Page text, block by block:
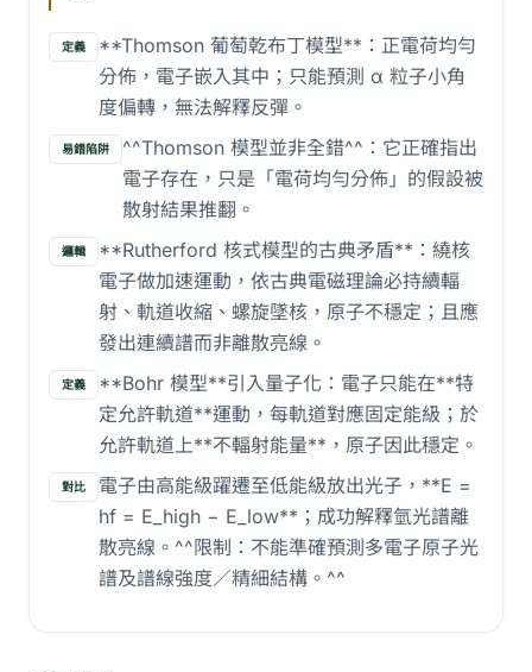
定義
**Thomson 葡萄乾布丁模型**：正電荷均勻
分佈，電子嵌入其中；只能預測 α 粒子小角
度偏轉，無法解釋反彈。
易錯陷阱
^^Thomson 模型並非全錯^^：它正確指出
電子存在，只是「電荷均勻分佈」的假設被
散射結果推翻。
邏輯
**Rutherford 核式模型的古典矛盾**：繞核
電子做加速運動，依古典電磁理論必持續輻
射、軌道收縮、螺旋墜核，原子不穩定；且應
發出連續譜而非離散亮線。
定義
**Bohr 模型**引入量子化：電子只能在**特
定允許軌道**運動，每軌道對應固定能級；於
允許軌道上**不輻射能量**，原子因此穩定。
對比
電子由高能級躍遷至低能級放出光子，**E =
hf = E_high − E_low**；成功解釋氫光譜離
散亮線。^^限制：不能準確預測多電子原子光
譜及譜線強度／精細結構。^^